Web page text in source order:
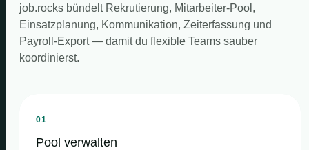
job.rocks bündelt Rekrutierung, Mitarbeiter-Pool,
Einsatzplanung, Kommunikation, Zeiterfassung und
Payroll-Export — damit du flexible Teams sauber
koordinierst.
01
Pool verwalten